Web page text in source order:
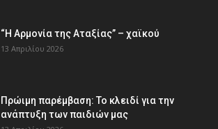
“Η Αρμονία της Αταξίας” – χαϊκού
13 Απριλίου 2026
Πρώιμη παρέμβαση: Το κλειδί για την
ανάπτυξη των παιδιών µας